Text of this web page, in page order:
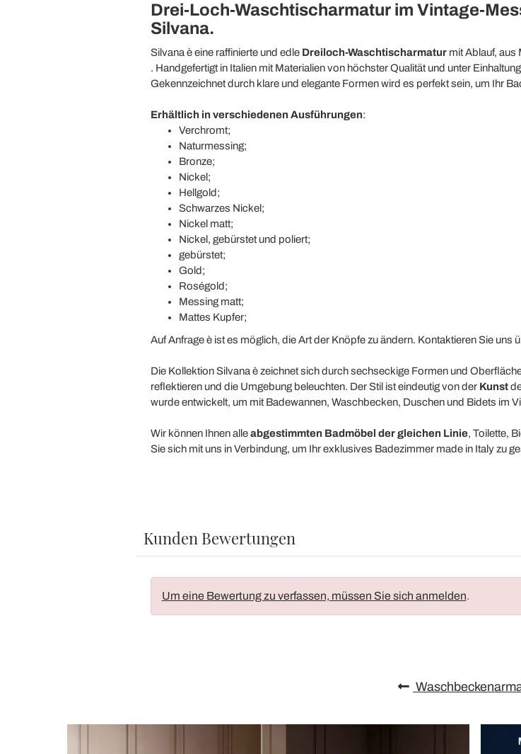
Drei-Loch-Waschtischarmatur im Vintage-
Silvana.
Silvana è eine raffinierte und edle Dreiloch-Waschtischarmatur mit Ablauf, aus
. Handgefertigt in Italien mit Materialien von höchster Qualität und unter
Gekennzeichnet durch klare und elegante Formen wird es perfekt sein, um Ihr
Erhältlich in verschiedenen Ausführungen:
Verchromt;
Naturmessing;
Bronze;
Nickel;
Hellgold;
Schwarzes Nickel;
Nickel matt;
Nickel, gebürstet und poliert;
gebürstet;
Gold;
Roségold;
Messing matt;
Mattes Kupfer;
Auf Anfrage è ist es möglich, die Art der Knöpfe zu ändern. Kontaktieren Sie uns
Die Kollektion Silvana è zeichnet sich durch sechseckige Formen und
reflektieren und die Umgebung beleuchten. Der Stil ist eindeutig von der Kunst
wurde entwickelt, um mit Badewannen, Waschbecken, Duschen und Bidets im
Wir können Ihnen alleabgestimmten Badmöbel der gleichen Linie, Toilette,
Sie sich mit uns in Verbindung, um Ihr exklusives Badezimmer made in Italy zu
Kunden Bewertungen
Um eine Bewertung zu verfassen, müssen Sie sich anmelden.